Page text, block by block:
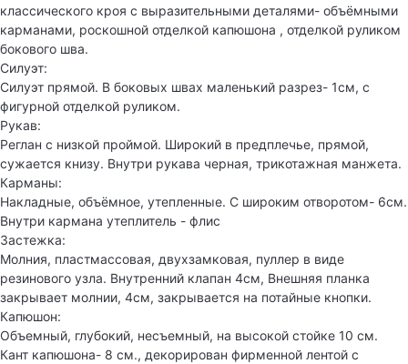
классического кроя с выразительными деталями- объёмными
карманами, роскошной отделкой капюшона , отделкой руликом
бокового шва.
Силуэт:
Силуэт прямой. В боковых швах маленький разрез- 1см, с
фигурной отделкой руликом.
Рукав:
Реглан с низкой проймой. Широкий в предплечье, прямой,
сужается книзу. Внутри рукава черная, трикотажная манжета.
Карманы:
Накладные, объёмное, утепленные. С широким отворотом- 6см.
Внутри кармана утеплитель - флис
Застежка:
Молния, пластмассовая, двухзамковая, пуллер в виде
резинового узла. Внутренний клапан 4см, Внешняя планка
закрывает молнии, 4см, закрывается на потайные кнопки.
Капюшон:
Объемный, глубокий, несъемный, на высокой стойке 10 см.
Кант капюшона- 8 см., декорирован фирменной лентой с